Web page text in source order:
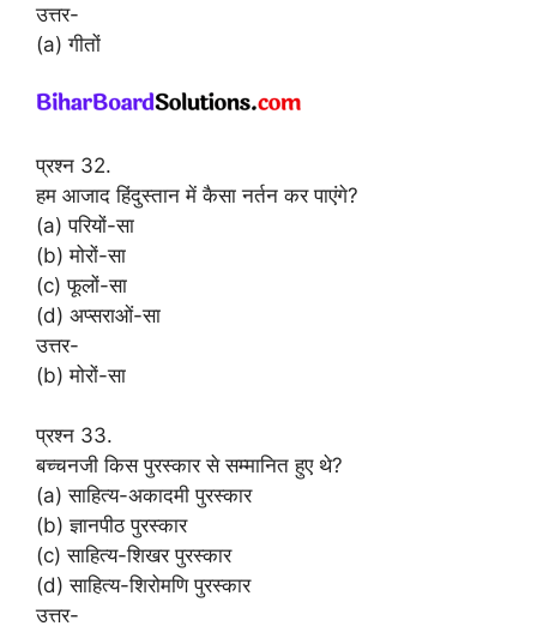
उत्तर-
(a) गीतों
प्रश्न 32.
हम आजाद हिंदुस्तान में कैसा नर्तन कर पाएंगे?
(a) परियों-सा
(b) मोरों-सा
(c) फूलों-सा
(d) अप्सराओं-सा
उत्तर-
(b) मोरों-सा
प्रश्न 33.
बच्चनजी किस पुरस्कार से सम्मानित हुए थे?
(a) साहित्य-अकादमी पुरस्कार
(b) ज्ञानपीठ पुरस्कार
(c) साहित्य-शिखर पुरस्कार
(d) साहित्य-शिरोमणि पुरस्कार
उत्तर-